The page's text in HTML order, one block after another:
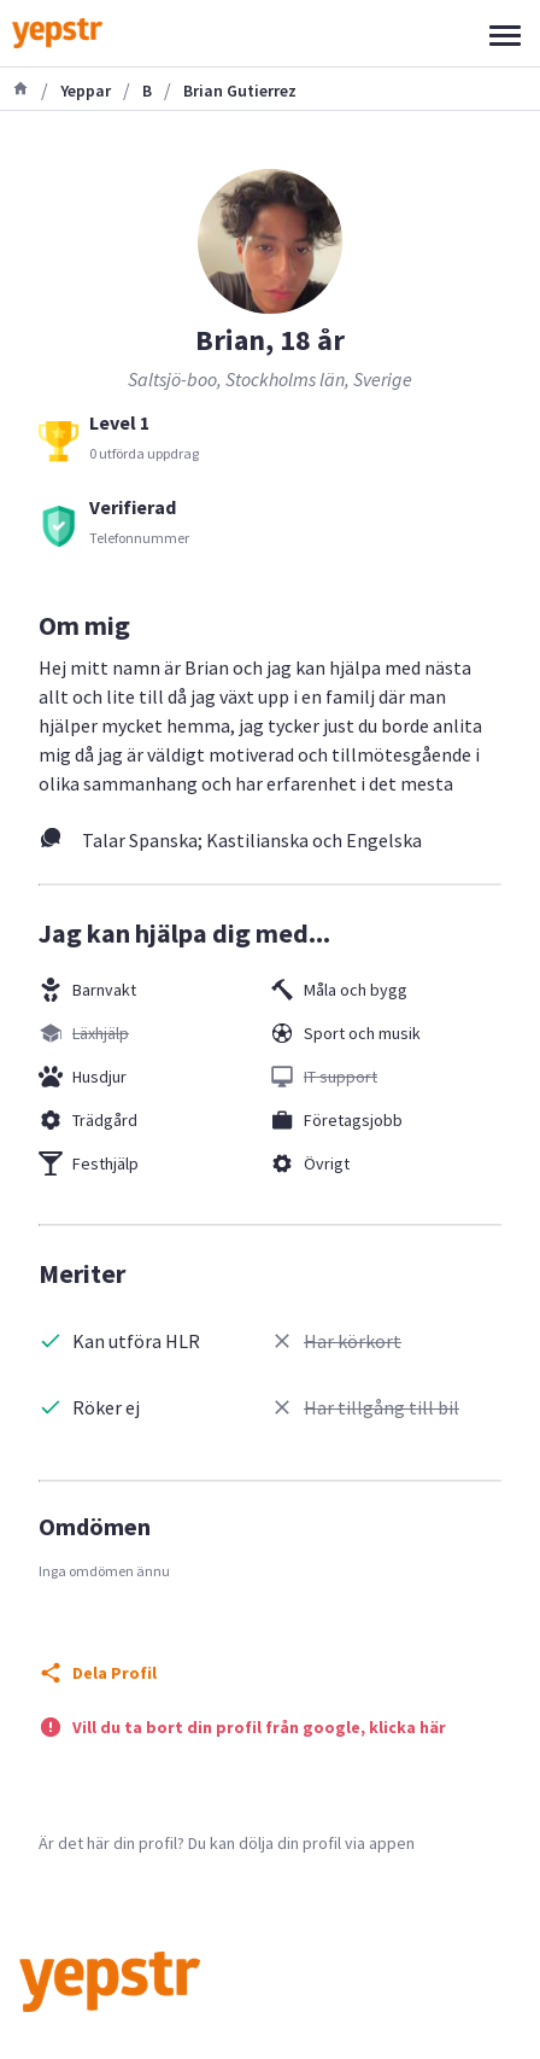
/ Yeppar / B / Brian Gutierrez
Brian, 18 år
Saltsjö-boo, Stockholms län, Sverige
Level 1
0 utförda uppdrag
Verifierad
Telefonnummer
Om mig
Hej mitt namn är Brian och jag kan hjälpa med nästa
allt och lite till då jag växt upp i en familj där man
hjälper mycket hemma, jag tycker just du borde anlita
mig då jag är väldigt motiverad och tillmötesgående i
olika sammanhang och har erfarenhet i det mesta
Talar Spanska; Kastilianska och Engelska
Jag kan hjälpa dig med...
Barnvakt
Läxhjälp
Husdjur
Trädgård
Festhjälp
Måla och bygg
Sport och musik
IT support
Företagsjobb
Övrigt
Meriter
Kan utföra HLR
Röker ej
Har körkort
Har tillgång till bil
Omdömen
Inga omdömen ännu
Dela Profil
Vill du ta bort din profil från google, klicka här
Är det här din profil? Du kan dölja din profil via appen